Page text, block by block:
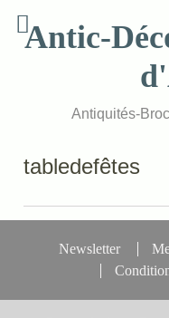
contentAntic-
Antiquités-
tabledefêtes
Newsletter